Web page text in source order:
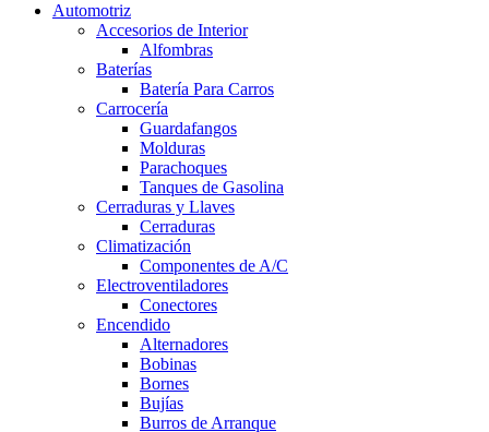
Automotriz
Accesorios de Interior
Alfombras
Baterías
Batería Para Carros
Carrocería
Guardafangos
Molduras
Parachoques
Tanques de Gasolina
Cerraduras y Llaves
Cerraduras
Climatización
Componentes de A/C
Electroventiladores
Conectores
Encendido
Alternadores
Bobinas
Bornes
Bujías
Burros de Arranque